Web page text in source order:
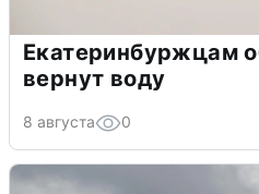
Екатеринбуржцам
вернут воду
8 августа 0